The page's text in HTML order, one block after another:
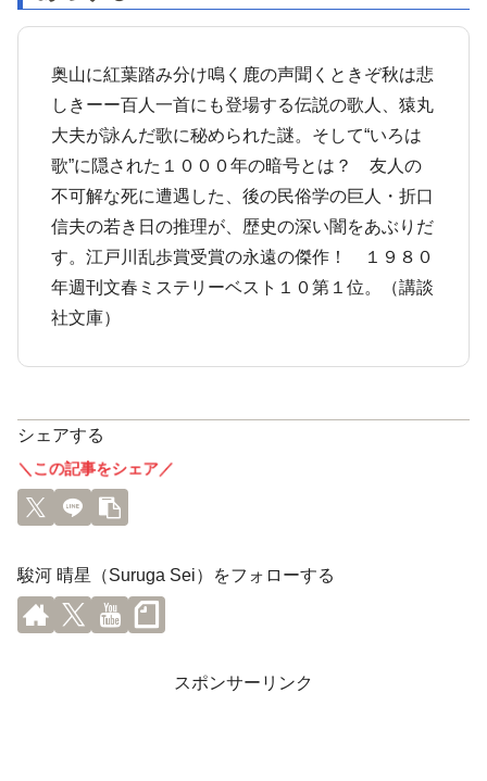
奥山に紅葉踏み分け鳴く鹿の声聞くときぞ秋は悲
しきーー百人一首にも登場する伝説の歌人、猿丸
大夫が詠んだ歌に秘められた謎。そして“いろは
歌”に隠された１０００年の暗号とは？ 友人の
不可解な死に遭遇した、後の民俗学の巨人・折口
信夫の若き日の推理が、歴史の深い闇をあぶりだ
す。江戸川乱歩賞受賞の永遠の傑作！ １９８０
年週刊文春ミステリーベスト１０第１位。（講談
社文庫）
シェアする
＼この記事をシェア／
駿河 晴星（Suruga Sei）をフォローする
スポンサーリンク